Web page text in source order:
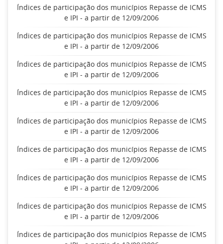
Índices de participação dos municípios Repasse de ICMS
e IPI - a partir de 12/09/2006
Índices de participação dos municípios Repasse de ICMS
e IPI - a partir de 12/09/2006
Índices de participação dos municípios Repasse de ICMS
e IPI - a partir de 12/09/2006
Índices de participação dos municípios Repasse de ICMS
e IPI - a partir de 12/09/2006
Índices de participação dos municípios Repasse de ICMS
e IPI - a partir de 12/09/2006
Índices de participação dos municípios Repasse de ICMS
e IPI - a partir de 12/09/2006
Índices de participação dos municípios Repasse de ICMS
e IPI - a partir de 12/09/2006
Índices de participação dos municípios Repasse de ICMS
e IPI - a partir de 12/09/2006
Índices de participação dos municípios Repasse de ICMS